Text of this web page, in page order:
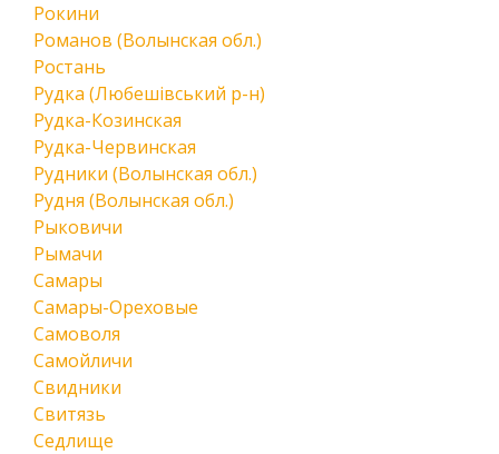
Рокини
Романов (Волынская обл.)
Ростань
Рудка (Любешівський р-н)
Рудка-Козинская
Рудка-Червинская
Рудники (Волынская обл.)
Рудня (Волынская обл.)
Рыковичи
Рымачи
Самары
Самары-Ореховые
Самоволя
Самойличи
Свидники
Свитязь
Седлище